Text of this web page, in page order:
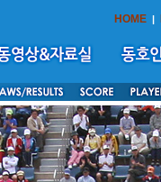
HOME |